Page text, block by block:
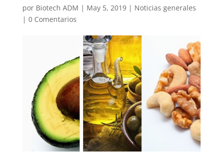
por Biotech ADM | May 5, 2019| Noticias generales
| 0 Comentarios